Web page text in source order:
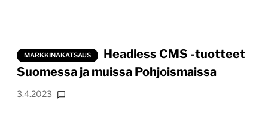
MARKKINAKATSAUS
Headless CMS -tuotteet
Suomessa ja muissa Pohjoismaissa
3.4.2023